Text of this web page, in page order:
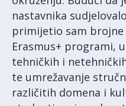
nastavnika
primijetio sam
Erasmus+ programi,
tehničkih i
te umrežavanje
različitih domena i